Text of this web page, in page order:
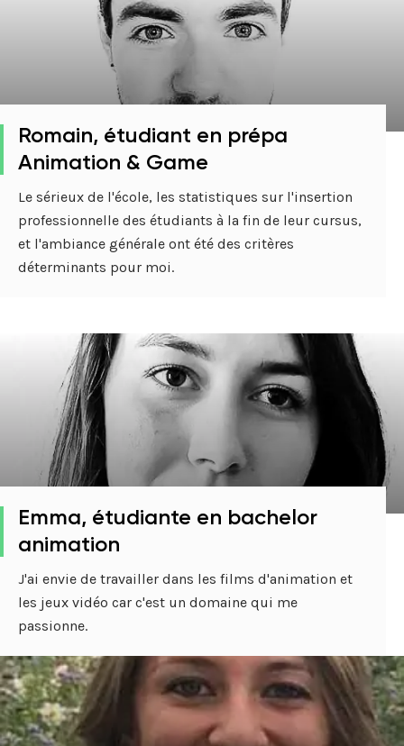
Romain, étudiant en prépa
Animation & Game
Le sérieux de l'école, les statistiques sur l'insertion
professionnelle des étudiants à la fin de leur cursus,
et l'ambiance générale ont été des critères
déterminants pour moi.
Emma, étudiante en bachelor
animation
J'ai envie de travailler dans les films d'animation et
les jeux vidéo car c'est un domaine qui me
passionne.